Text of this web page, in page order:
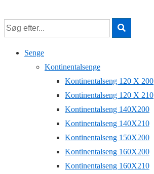
Hop
til
hovedindhold
Senge
Kontinentalsenge
Kontinentalseng 120 X 200
Kontinentalseng 120 X 210
Kontinentalseng 140X200
Kontinentalseng 140X210
Kontinentalseng 150X200
Kontinentalseng 160X200
Kontinentalseng 160X210